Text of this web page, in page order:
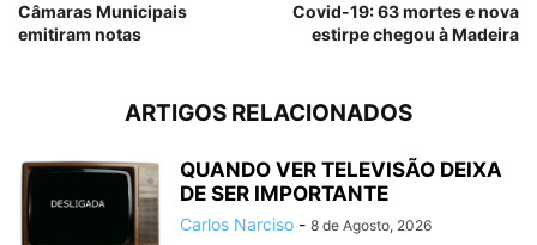
Câmaras Municipais
emitiram notas
Covid-19: 63 mortes e nova
estirpe chegou à Madeira
ARTIGOS RELACIONADOS
QUANDO VER TELEVISÃO DEIXA
DE SER IMPORTANTE
Carlos Narciso - 8 de Agosto, 2026